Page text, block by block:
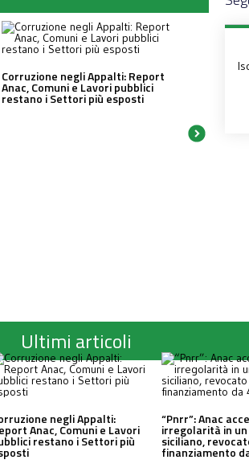
Corruzione negli Appalti: Report
Anac, Comuni e Lavori pubblici
restano i Settori più esposti
Ultimi articoli
negli Appalti:
Anac, Comuni e Lavori
restano i Settori più
“Pnrr”: Anac
irregolarità in un
siciliano,
finanziamento